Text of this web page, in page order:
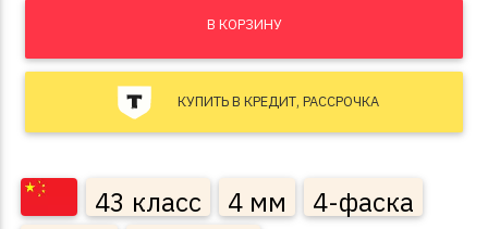
В КОРЗИНУ
КУПИТЬ В КРЕДИТ, РАССРОЧКА
43 класс 4 мм
4-фаска